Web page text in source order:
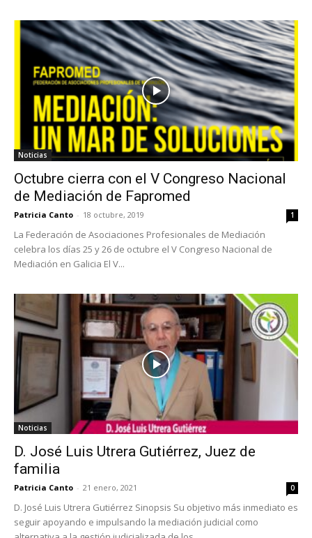
Noticias
Octubre cierra con el V Congreso Nacional
de Mediación de Fapromed
Patricia Canto - 18 octubre, 2019 1
La Federación de Asociaciones Profesionales de Mediación
celebra los días 25 y 26 de octubre el V Congreso Nacional de
Mediación en Galicia El V...
Noticias
D. José Luis Utrera Gutiérrez, Juez de
familia
Patricia Canto - 21 enero, 2021 0
D. José Luis Utrera Gutiérrez Sinopsis Su objetivo más inmediato es
seguir apoyando e impulsando la mediación judicial como